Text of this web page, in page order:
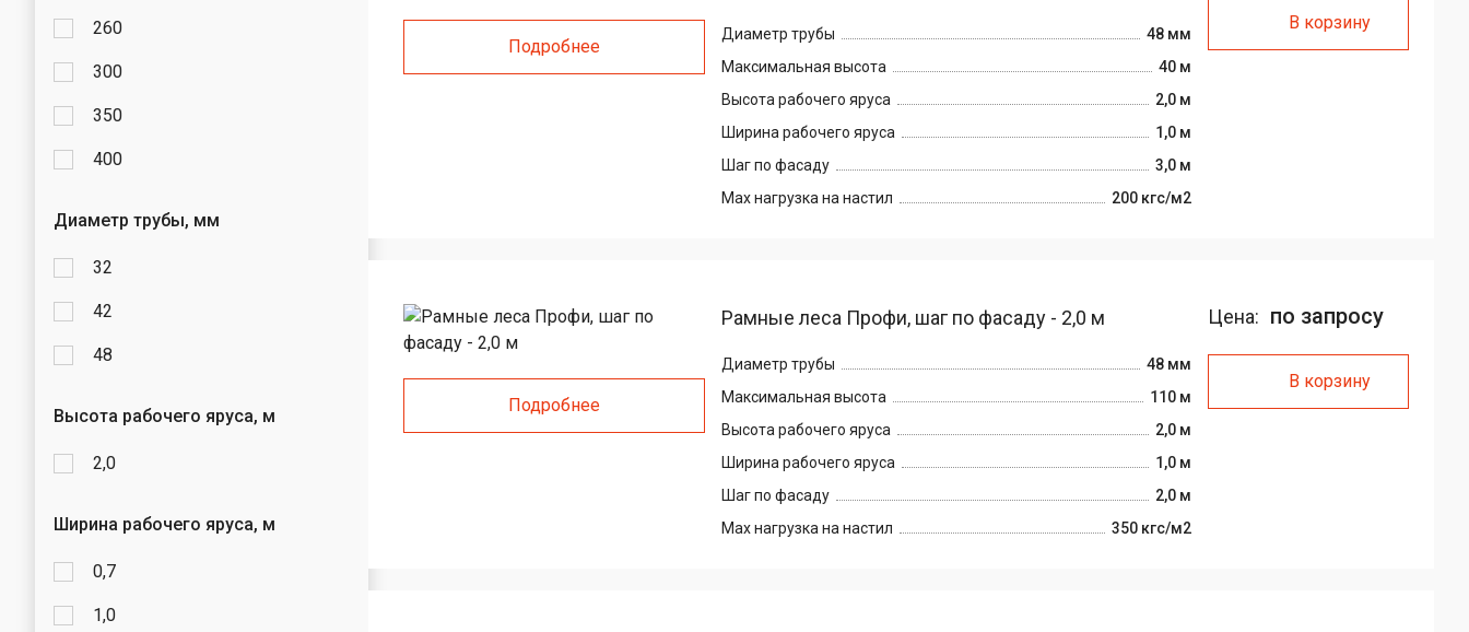
260
300
350
400
Диаметр трубы, мм
32
42
48
Высота рабочего яруса, м
2,0
Ширина рабочего яруса, м
0,7
1,0
Подробнее
Диаметр трубы
48 мм
Максимальная высота
40 м
Высота рабочего яруса
2,0 м
Ширина рабочего яруса
1,0 м
Шаг по фасаду
3,0 м
Max нагрузка на настил
200 кгс/м2
В корзину
Подробнее
Рамные леса Профи, шаг по фасаду - 2,0 м
Диаметр трубы
48 мм
Максимальная высота
110 м
Высота рабочего яруса
2,0 м
Ширина рабочего яруса
1,0 м
Шаг по фасаду
2,0 м
Max нагрузка на настил
350 кгс/м2
Цена: по запросу
В корзину